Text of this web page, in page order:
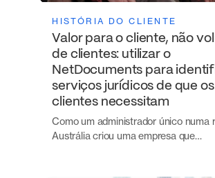
HISTÓRIA DO CLIENTE
Valor para o cliente, não
de clientes: utilizar o
NetDocuments para
serviços jurídicos de que os
clientes necessitam
Como um administrador único numa
Austrália criou uma empresa que…